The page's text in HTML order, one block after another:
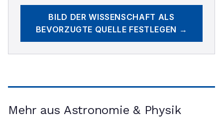
BILD DER WISSENSCHAFT ALS
BEVORZUGTE QUELLE FESTLEGEN →
Mehr aus Astronomie & Physik